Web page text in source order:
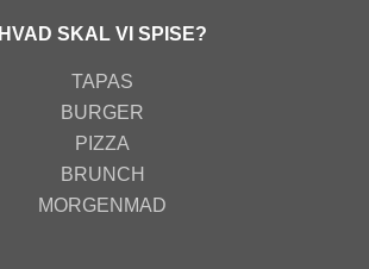
HVAD SKAL VI SPISE?
TAPAS
BURGER
PIZZA
BRUNCH
MORGENMAD